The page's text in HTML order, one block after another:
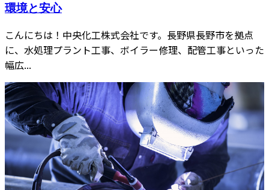
環境と安心
こんにちは！中央化工株式会社です。長野県長野市を拠点
に、水処理プラント工事、ボイラー修理、配管工事といった
幅広...